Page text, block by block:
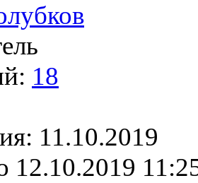
18
11.10.2019
12.10.2019